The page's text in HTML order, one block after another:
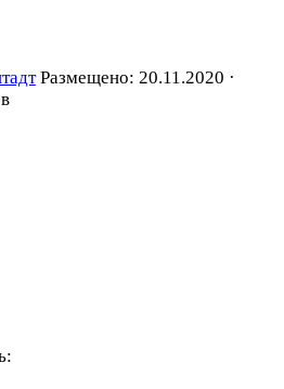
Размещено: 20.11.2020 ·